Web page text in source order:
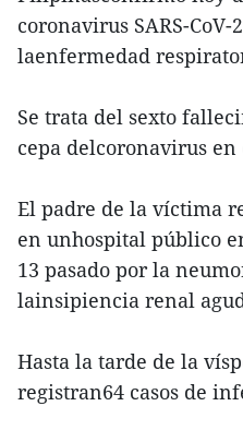
coronavirus SARS-CoV-
laenfermedad
Se trata del sexto
cepa delcoronavirus
El padre de la víctima
en unhospital público
13 pasado por la
lainsipiencia renal
Hasta la tarde de la
registran64 casos de